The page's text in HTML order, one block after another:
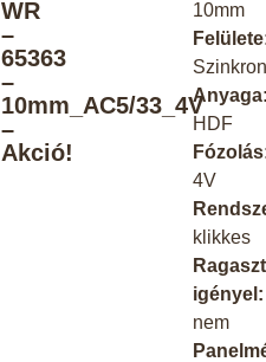
WR
–
65363
–
10mm_AC5/33_4V
–
Akció!
10mm
HDF
4V
klikkes
igényel:
nem